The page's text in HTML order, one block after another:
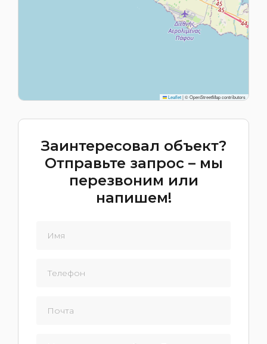
Leaflet|© OpenStreetMap contributors
Заинтересовал объект?
Отправьте запрос – мы
перезвоним или
напишем!